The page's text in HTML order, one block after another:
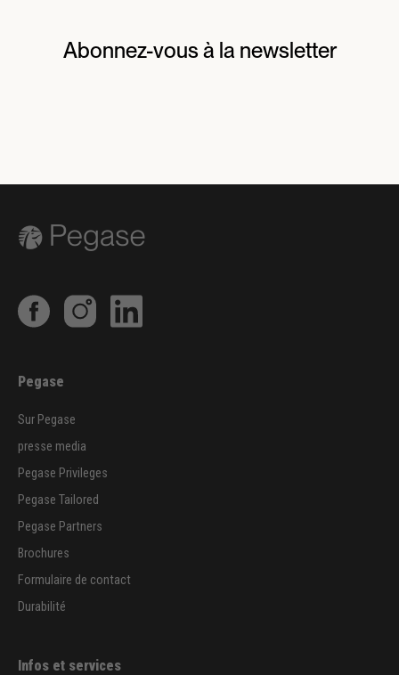
Abonnez-vous à la newsletter
Pegase
Sur Pegase
presse media
Pegase Privileges
Pegase Tailored
Pegase Partners
Brochures
Formulaire de contact
Durabilité
Infos et services